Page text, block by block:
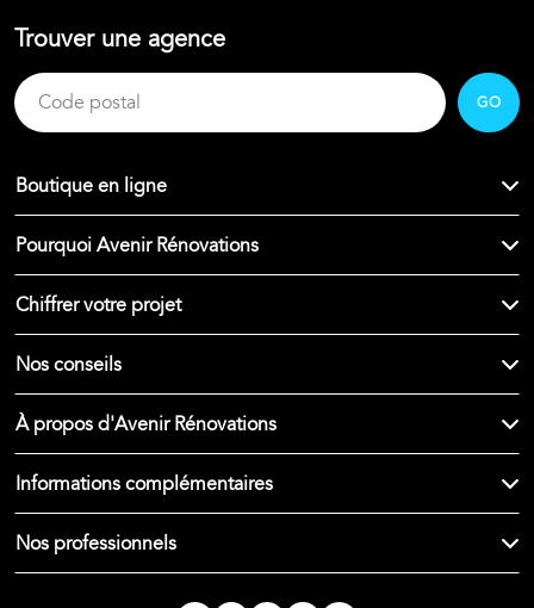
Trouver une agence
GO
Boutique en ligne
Pourquoi Avenir Rénovations
Chiffrer votre projet
Nos conseils
À propos d'Avenir Rénovations
Informations complémentaires
Nos professionnels